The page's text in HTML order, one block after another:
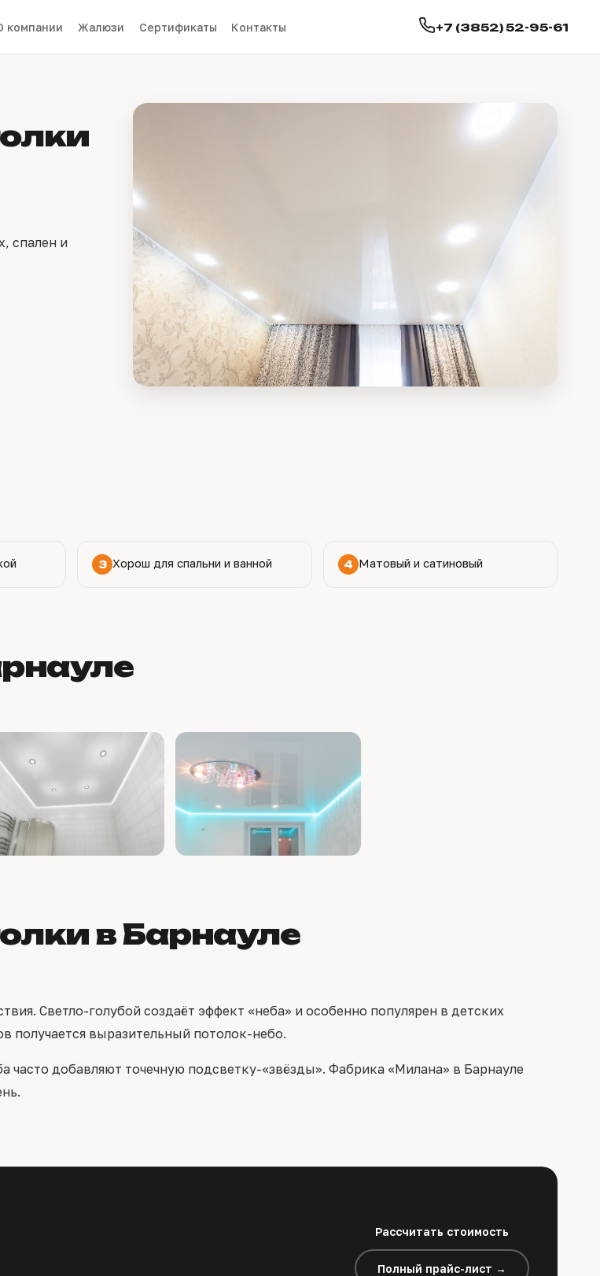
компании Жалюзи Сертификаты Контакты +7 (3852) 52-95-61
спален и
3 Хорош для спальни и ванной 4 Матовый и сатиновый
в Барнауле
Светло-голубой создаёт эффект «неба» и особенно популярен в детских
получается выразительный потолок-небо.
добавляют точечную подсветку-«звёзды». Фабрика «Милана» в Барнауле
Рассчитать стоимость
Полный прайс-лист →